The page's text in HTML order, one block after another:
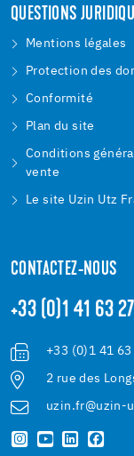
QUESTIONS
Mentions légales
Protection des
Conformité
Plan du site
Conditions
vente
Le site Uzin Utz
CONTACTEZ-NOUS
+33 (0)1 41 63
+33 (0)1 41
2 rue des
uzin.fr@uzin-